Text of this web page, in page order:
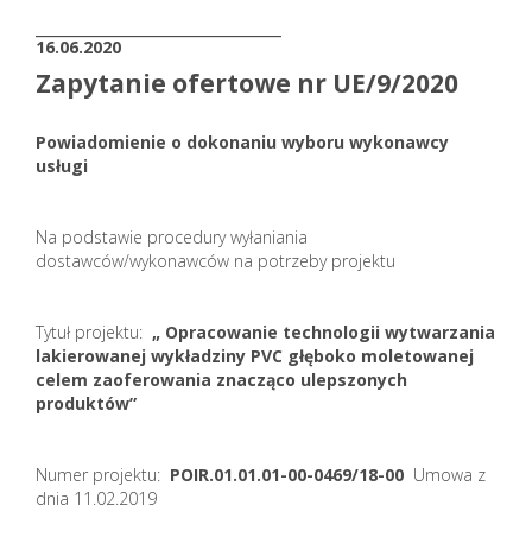
16.06.2020
Zapytanie ofertowe nr UE/9/2020
Powiadomienie o dokonaniu wyboru wykonawcy
usługi
Na podstawie procedury wyłaniania
dostawców/wykonawców na potrzeby projektu
Tytuł projektu: „ Opracowanie technologii wytwarzania
lakierowanej wykładziny PVC głęboko moletowanej
celem zaoferowania znacząco ulepszonych
produktów”
Numer projektu: POIR.01.01.01-00-0469/18-00 Umowa z
dnia 11.02.2019